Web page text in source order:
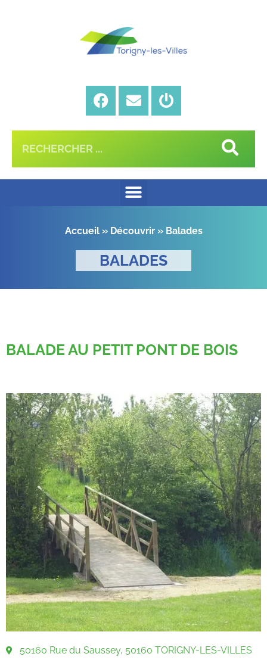
Accueil» Découvrir» Balades
BALADES
BALADE AU PETIT PONT DE BOIS
50160 Rue du Saussey, 50160 TORIGNY-LES-VILLES